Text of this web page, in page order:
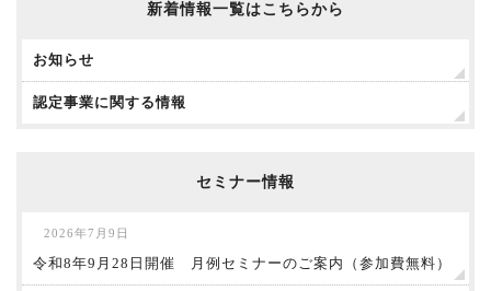
新着情報一覧はこちらから
お知らせ
認定事業に関する情報
セミナー情報
2026年7月9日
令和8年9月28日開催 月例セミナーのご案内（参加費無料）